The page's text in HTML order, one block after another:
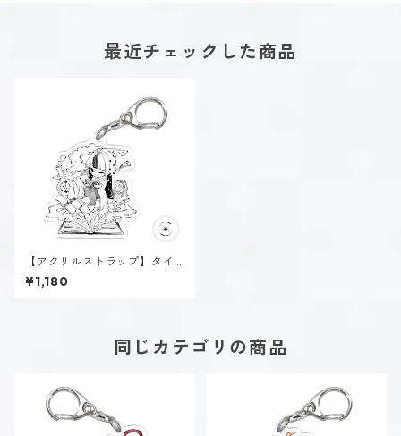
最近チェックした商品
【アクリルストラップ】タイ
プ５-考える人（ホーリー）
¥1,180
同じカテゴリの商品